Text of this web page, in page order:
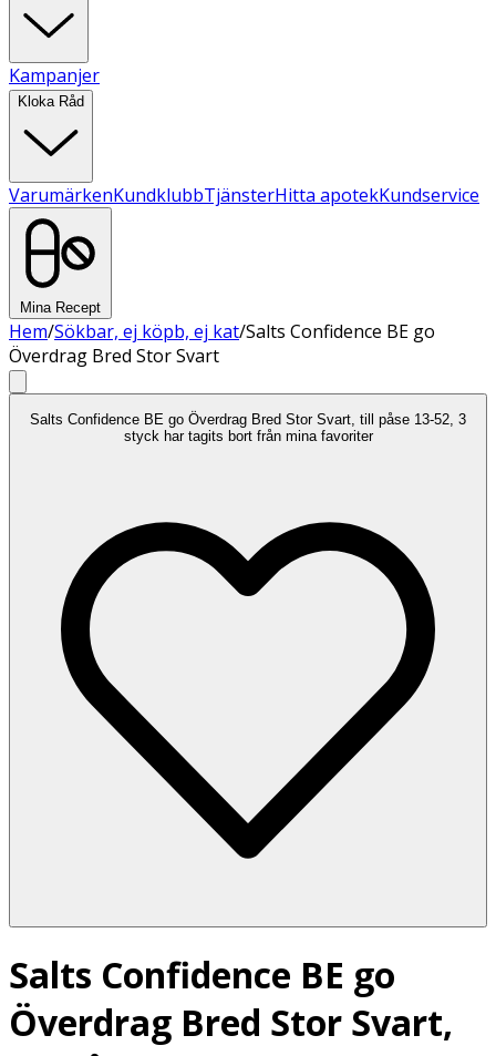
Kampanjer
Kloka Råd
VarumärkenKundklubbTjänsterHitta apotekKundservice
Mina Recept
Hem/Sökbar, ej köpb, ej kat/Salts Confidence BE go
Överdrag Bred Stor Svart
Salts Confidence BE go Överdrag Bred Stor Svart, till påse 13-52, 3
styck har tagits bort från mina favoriter
Salts Confidence BE go
Överdrag Bred Stor Svart,